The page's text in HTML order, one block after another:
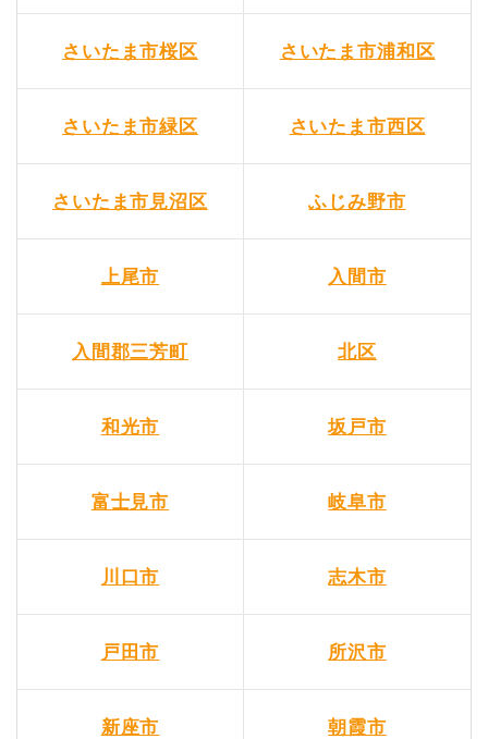
さいたま市桜区 さいたま市浦和区
さいたま市緑区 さいたま市西区
さいたま市見沼区 ふじみ野市
上尾市 入間市
入間郡三芳町 北区
和光市 坂戸市
富士見市 岐阜市
川口市 志木市
戸田市 所沢市
新座市 朝霞市